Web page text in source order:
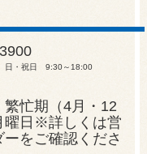
・祝日 9:30～18:00
繁忙期（4月・12
曜日※詳しくは営
をご確認くださ